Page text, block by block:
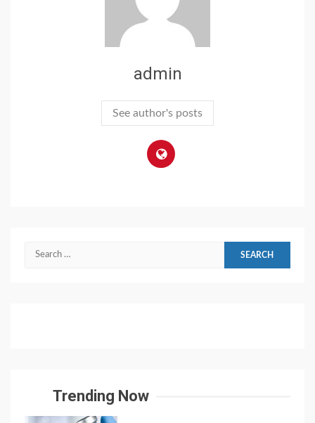
admin
See author's posts
Search
Trending Now